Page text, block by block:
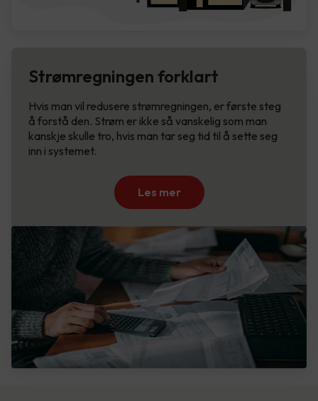
Strømregningen forklart
Hvis man vil redusere strømregningen, er første steg
å forstå den. Strøm er ikke så vanskelig som man
kanskje skulle tro, hvis man tar seg tid til å sette seg
inn i systemet.
Les mer